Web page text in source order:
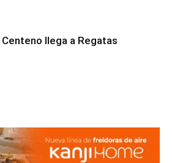
Centeno llega a Regatas